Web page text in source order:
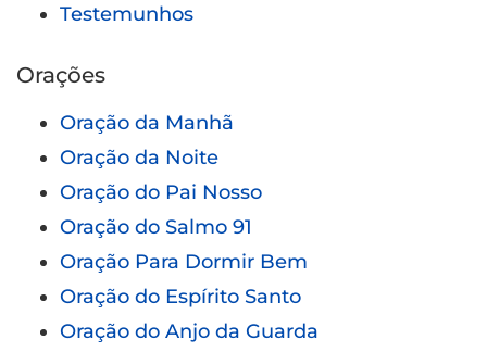
Testemunhos
Orações
Oração da Manhã
Oração da Noite
Oração do Pai Nosso
Oração do Salmo 91
Oração Para Dormir Bem
Oração do Espírito Santo
Oração do Anjo da Guarda